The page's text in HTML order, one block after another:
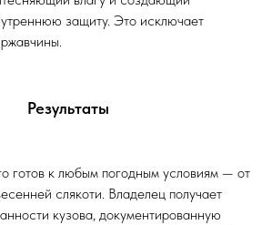
защиту. Это исключает
Результаты
готов к любым погодным условиям — от
слякоти. Владелец получает
кузова, документированную